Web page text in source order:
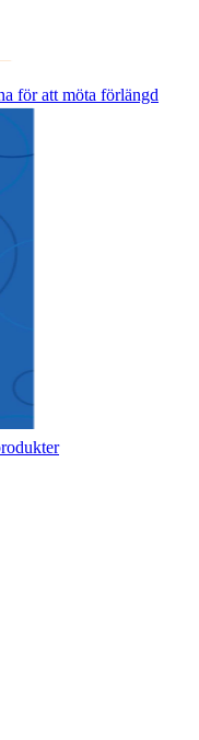
för att möta förlängd